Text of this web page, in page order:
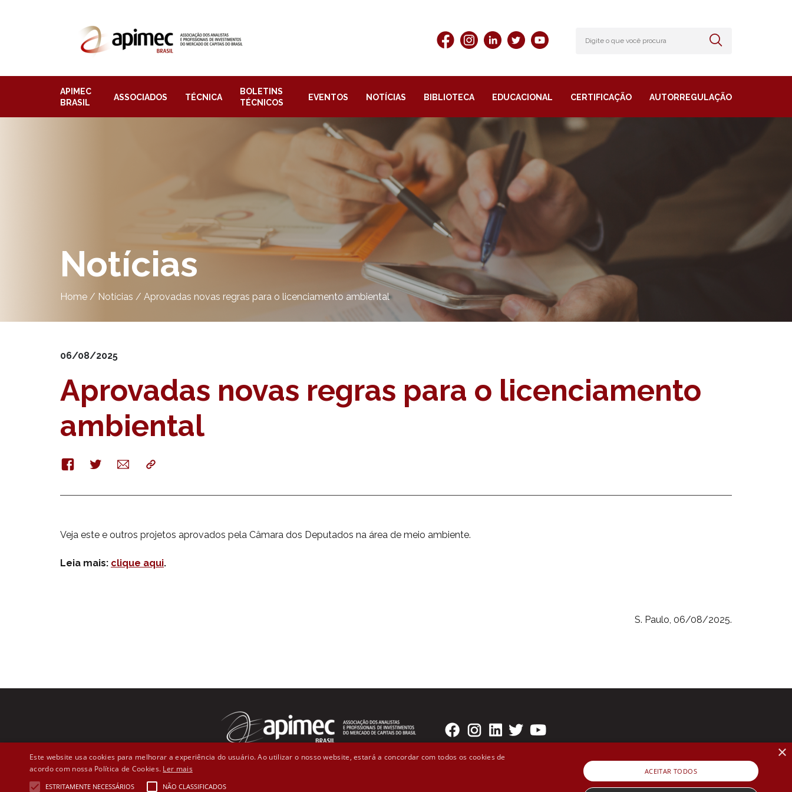
APIMEC
BRASIL
ASSOCIADOS TÉCNICA
BOLETINS
TÉCNICOS
EVENTOS NOTÍCIAS BIBLIOTECA EDUCACIONAL CERTIFICAÇÃO AUTORREGULAÇÃO
Notícias
Home / Notícias / Aprovadas novas regras para o licenciamento ambiental
06/08/2025
Aprovadas novas regras para o licenciamento
ambiental
FacebookTwitterE-
mail
Copy
Veja este e outros projetos aprovados pela Câmara dos Deputados na área de meio ambiente.
Leia mais: clique aqui.
S. Paulo, 06/08/2025.
×
Este website usa cookies para melhorar a experiência do usuário. Ao utilizar o nosso website, estará a concordar com todos os cookies de
acordo com nossa Política de Cookies. Ler mais
ESTRITAMENTE NECESSÁRIOS NÃO CLASSIFICADOS
ACEITAR TODOS